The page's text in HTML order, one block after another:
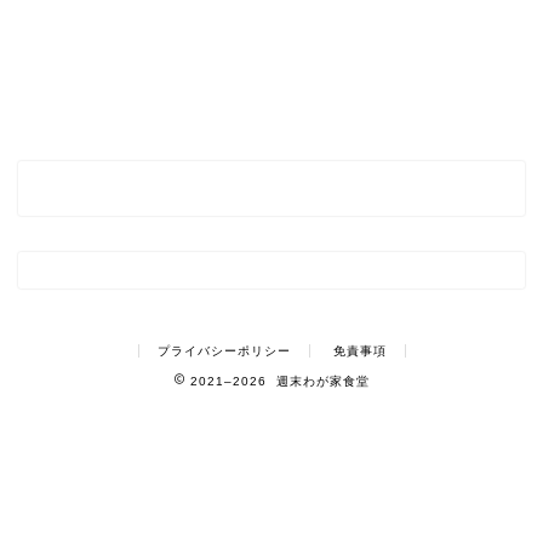
プライバシーポリシー 免責事項
2021–2026 週末わが家食堂